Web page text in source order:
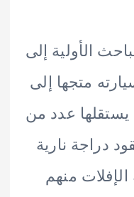
إلى
إلى
عدد من
نارية
منهم